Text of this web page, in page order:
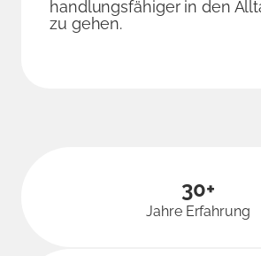
handlungs­fähiger in den
zu gehen.
30+
Jahre Erfahrung